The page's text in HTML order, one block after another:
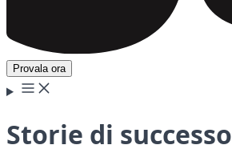
Provala ora
Storie di successo